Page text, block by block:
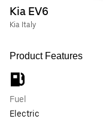
Kia EV6
Kia Italy
Product Features
Fuel
Electric